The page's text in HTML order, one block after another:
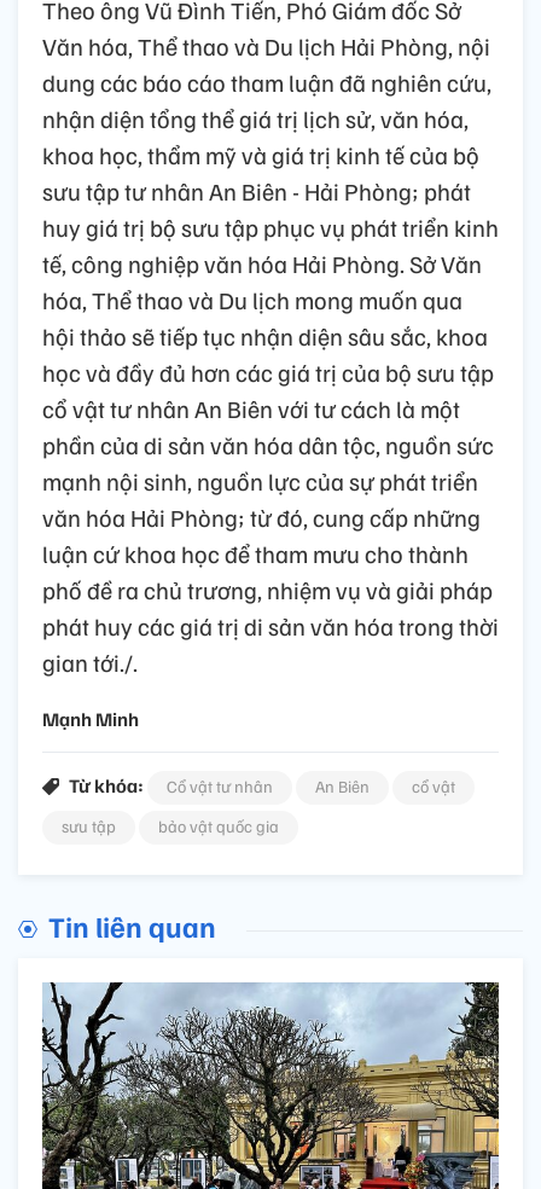
Theo ông Vũ Đình Tiến, Phó Giám đốc Sở
Văn hóa, Thể thao và Du lịch Hải Phòng, nội
dung các báo cáo tham luận đã nghiên cứu,
nhận diện tổng thể giá trị lịch sử, văn hóa,
khoa học, thẩm mỹ và giá trị kinh tế của bộ
sưu tập tư nhân An Biên - Hải Phòng; phát
huy giá trị bộ sưu tập phục vụ phát triển kinh
tế, công nghiệp văn hóa Hải Phòng. Sở Văn
hóa, Thể thao và Du lịch mong muốn qua
hội thảo sẽ tiếp tục nhận diện sâu sắc, khoa
học và đầy đủ hơn các giá trị của bộ sưu tập
cổ vật tư nhân An Biên với tư cách là một
phần của di sản văn hóa dân tộc, nguồn sức
mạnh nội sinh, nguồn lực của sự phát triển
văn hóa Hải Phòng; từ đó, cung cấp những
luận cứ khoa học để tham mưu cho thành
phố đề ra chủ trương, nhiệm vụ và giải pháp
phát huy các giá trị di sản văn hóa trong thời
gian tới./.
Mạnh Minh
Từ khóa: Cổ vật tư nhân An Biên
cổ vật
sưu tập
bảo vật quốc gia
Tin liên quan